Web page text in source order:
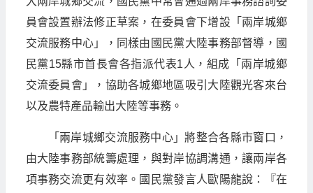
員會設置辦法修正草案，在委員會下增設「兩岸城鄉
交流服務中心」，同樣由國民黨大陸事務部督導，國
民黨15縣市首長會各指派代表1人，組成「兩岸城鄉
交流委員會」，協助各城鄉地區吸引大陸觀光客來台
以及農特產品輸出大陸等事務。
「兩岸城鄉交流服務中心」將整合各縣市窗口，
由大陸事務部統籌處理，與對岸協調溝通，讓兩岸各
項事務交流更有效率。國民黨發言人歐陽龍說：『在